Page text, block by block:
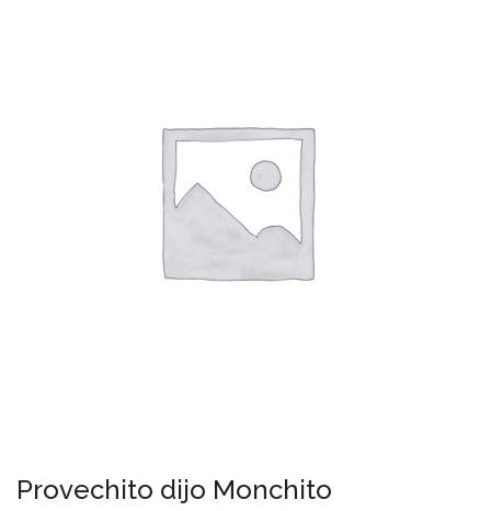
Provechito dijo Monchito